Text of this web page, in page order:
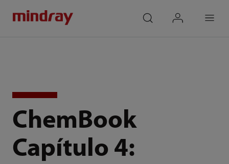
ChemBook
Capítulo 4: